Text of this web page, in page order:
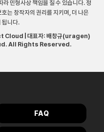
라 민형사상 책임을 질 수 있습니다. 정
는 창작자의 권리를 지키며, 더 나은
됩니다.
Cloud | 대표자: 배창규(uragen)
All Rights Reserved.
FAQ